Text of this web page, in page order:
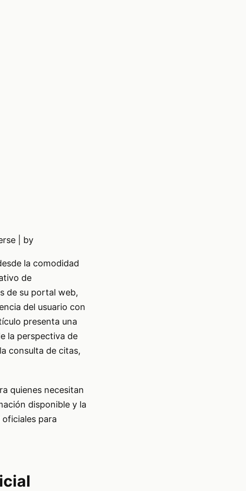
| by
la comodidad
de
de su portal web,
del usuario con
presenta una
la perspectiva de
consulta de citas,
quienes necesitan
disponible y la
para